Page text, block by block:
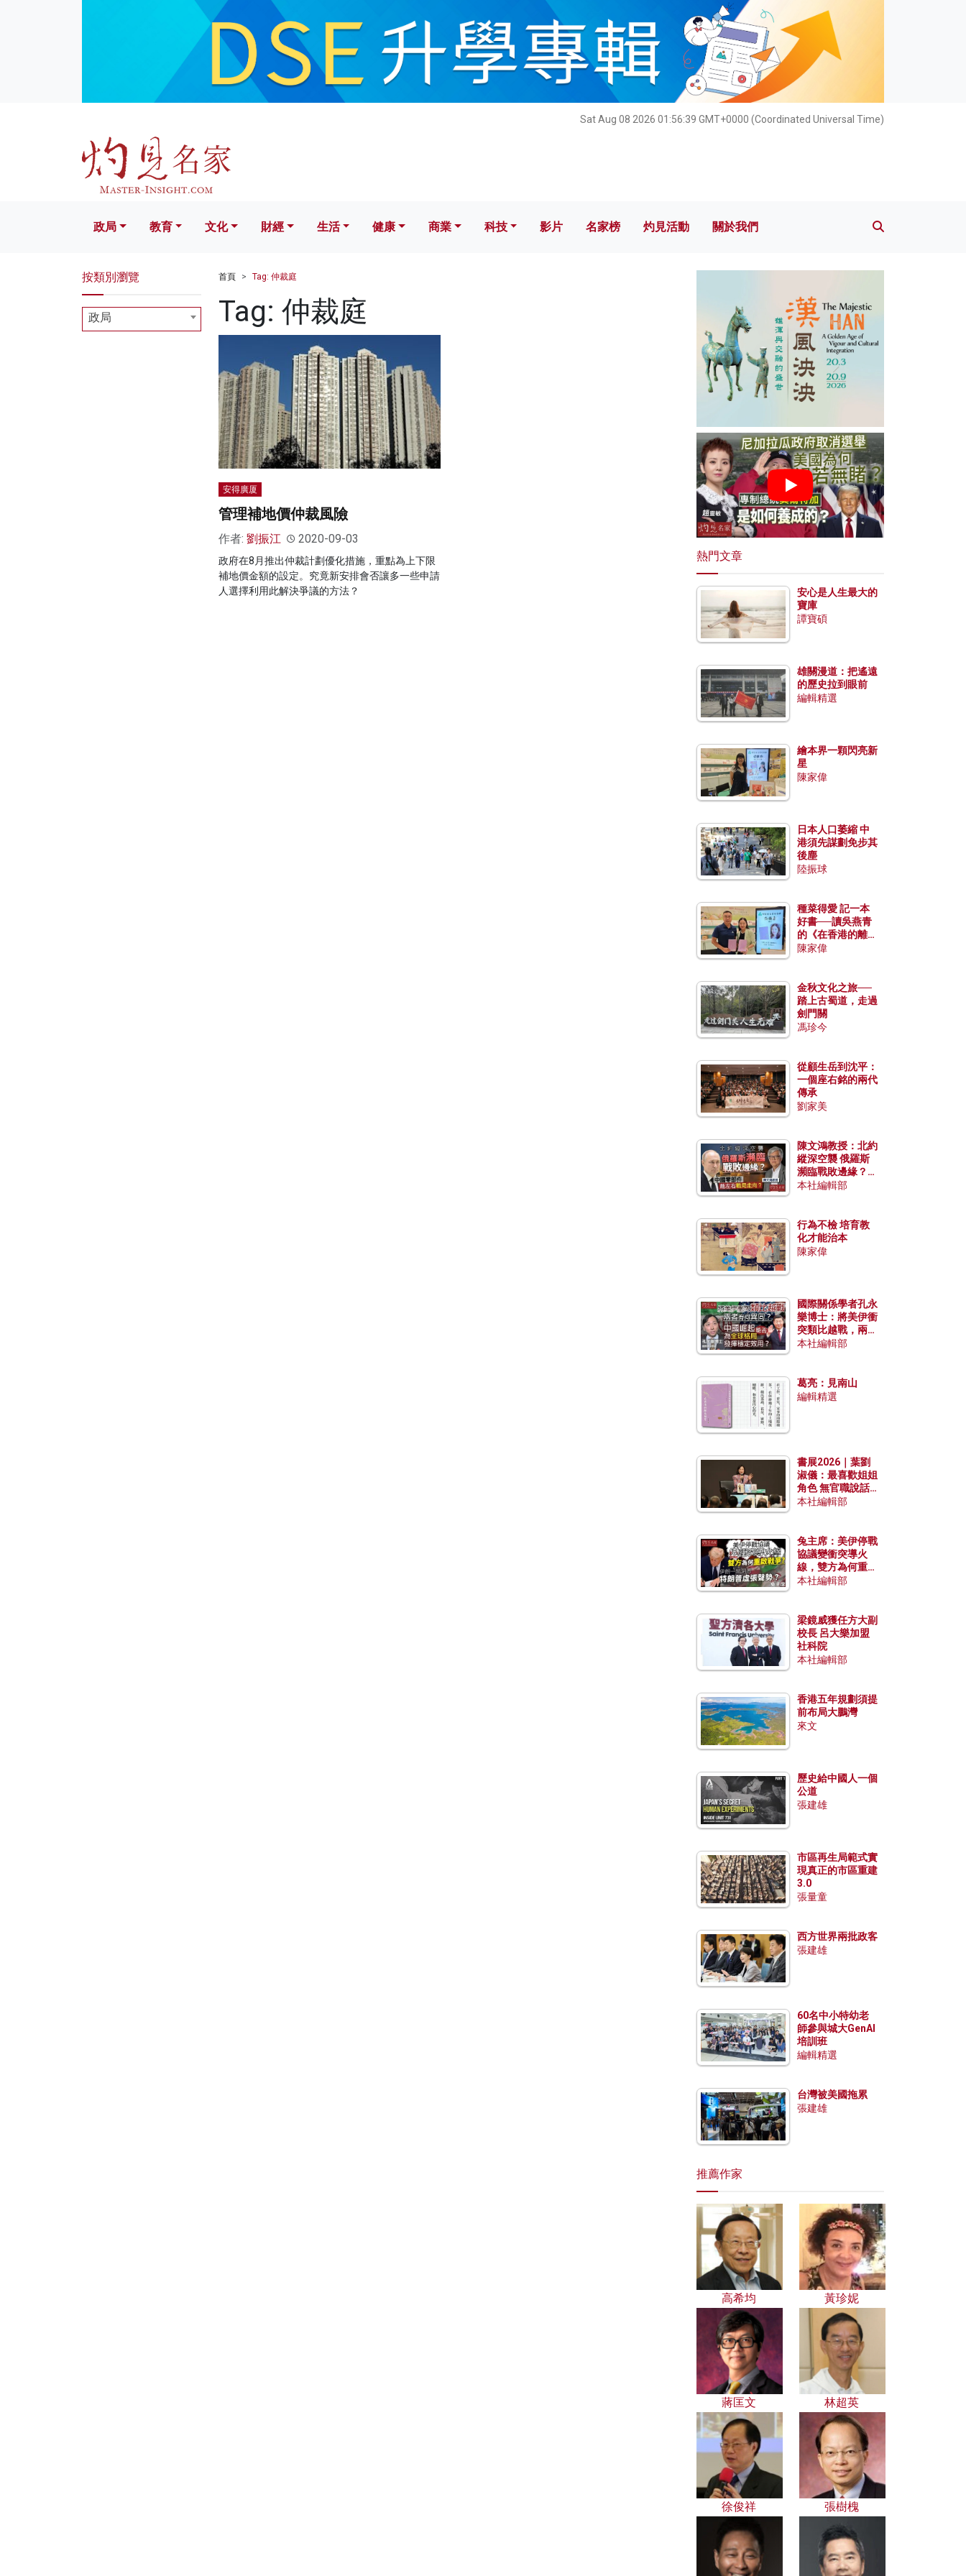
Sat Aug 08 2026 01:56:40 GMT+0000 (Coordinated Universal Time)
文化 財經 生活 健康 科技 影片 名家榜 灼見活動 關於我們
政局 教育 文化 財經 生活 健康 商業 科技 影片 名家榜 灼見活動 關於我們
首頁 Tag: 仲裁庭
Tag: 仲裁庭
安得廣厦
管理補地價仲裁風險
作者: 劉振江 2020-09-03
政府在8月推出仲裁計劃優化措施，重點為上下限
補地價金額的設定。究竟新安排會否讓多一些申請
人選擇利用此解決爭議的方法？
按類別瀏覽
政局
熱門文章
安心是人生最大的
寶庫
譚寶碩
雄關漫道：把遙遠
的歷史拉到眼前
編輯精選
繪本界一顆閃亮新
星
陳家偉
日本人口萎縮 中
港須先謀劃免步其
後塵
陸振球
種菜得愛 記一本
好書──讀吳燕青
的《在香港的離島
種菜》
陳家偉
金秋文化之旅──
踏上古蜀道，走過
劍門關
馮珍今
從顧生岳到沈平：
一個座右銘的兩代
傳承
劉家美
陳文鴻教授：北約
縱深空襲 俄羅斯
瀕臨戰敗邊緣？中
國零部件能左右戰
本社編輯部
行為不檢 培育教
化才能治本
陳家偉
國際關係學者孔永
樂博士：將美伊衝
突類比越戰，兩者
有何異同？中國崛
本社編輯部
葛亮：見南山
編輯精選
書展2026｜葉劉
淑儀：最喜歡姐姐
角色 無官職說話
包袱少
本社編輯部
兔主席：美伊停戰
協議變衝突導火
線，雙方為何重啟
戰爭？伊朗一早洞
本社編輯部
梁鏡威獲任方大副
校長 呂大樂加盟
社科院
本社編輯部
香港五年規劃須提
前布局大鵬灣
來文
歷史給中國人一個
公道
張建雄
市區再生局範式實
現真正的市區重建
3.0
張量童
西方世界兩批政客
張建雄
60名中小特幼老
師參與城大GenAI
培訓班
編輯精選
台灣被美國拖累
張建雄
推薦作家
高希均 黃珍妮
蔣匡文 林超英
徐俊祥 張樹槐